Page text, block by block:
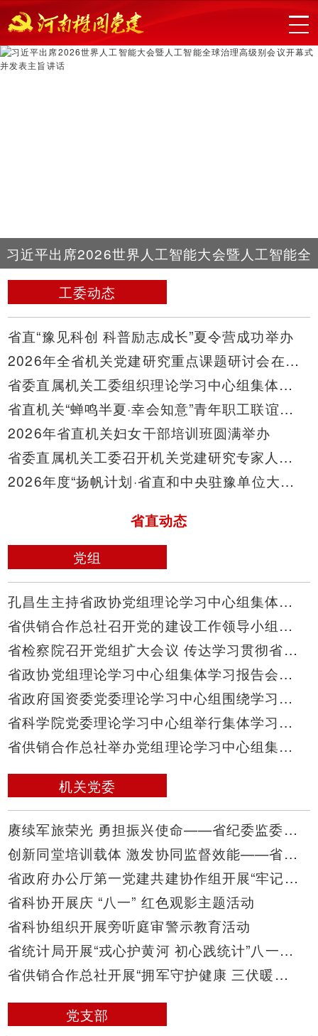
习近平出席2026世界人工智能大会暨人工智能全
球治理高级别会议开幕式并发表主旨讲话
工委动态
省直“豫见科创 科普励志成长”夏令营成功举办
2026年全省机关党建研究重点课题研讨会在三门峡市召开
省委直属机关工委组织理论学习中心组集体学习（扩大）会议深入学习贯彻习近平党建思想
省直机关“蝉鸣半夏·幸会知意”青年职工联谊活动圆满举行
2026年省直机关妇女干部培训班圆满举办
省委直属机关工委召开机关党建研究专家人才座谈会
2026年度“扬帆计划·省直和中央驻豫单位大学生实习”活动以实岗实训助力青年学子拔节成长
省直动态
党组
孔昌生主持省政协党组理论学习中心组集体学习 深入学习贯彻习近平党建思想高质量党建引领保障高质量履职
省供销合作总社召开党的建设工作领导小组（扩大）会议暨理论学习中心组集体研讨会议
省检察院召开党组扩大会议 传达学习贯彻省委十一届十一次全会精神
省政协党组理论学习中心组集体学习报告会举行 孔昌生出席
省政府国资委党委理论学习中心组围绕学习贯彻习近平党建思想与省管企业开展集体联学
省科学院党委理论学习中心组举行集体学习研讨会深学细悟习近平党建思想
省供销合作总社举办党组理论学习中心组集体学习(扩大)报告会
机关党委
赓续军旅荣光 勇担振兴使命——省纪委监委驻龙池头村工作队开展庆“八一”系列主题活动
创新同堂培训载体 激发协同监督效能——省公安厅成功举办全省公安机关纪检监督实务训练班
省政府办公厅第一党建共建协作组开展“牢记初心使命、强化政治忠诚”主题党日活动
省科协开展庆 “八一” 红色观影主题活动
省科协组织开展旁听庭审警示教育活动
省统计局开展“戎心护黄河 初心践统计”八一建军节主题活动
省供销合作总社开展“拥军守护健康 三伏暖护初心”专场义诊活动
党支部